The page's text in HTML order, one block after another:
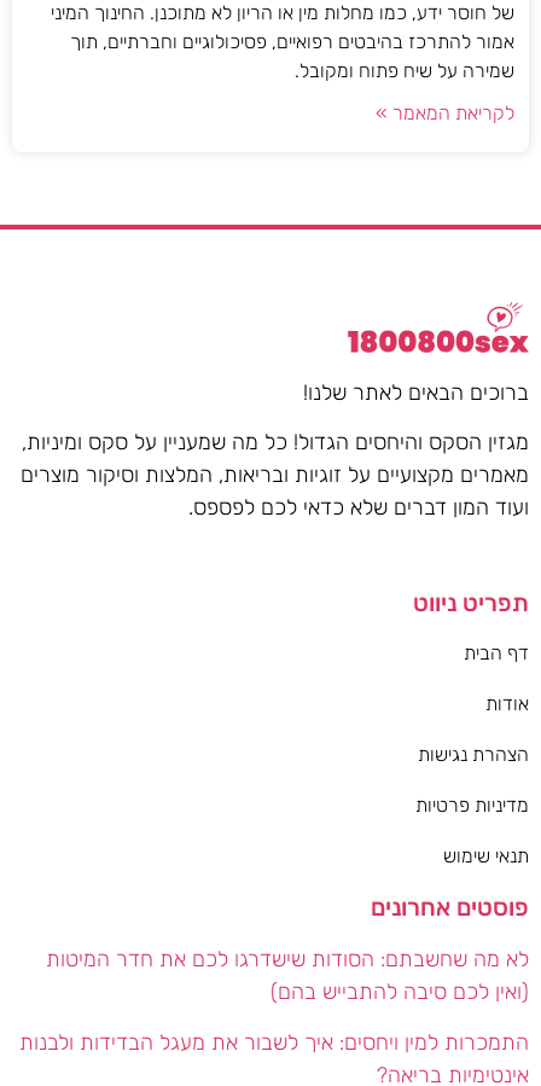
של חוסר ידע, כמו מחלות מין או הריון לא מתוכנן. החינוך המיני
אמור להתרכז בהיבטים רפואיים, פסיכולוגיים וחברתיים, תוך
שמירה על שיח פתוח ומקובל.
לקריאת המאמר »
ברוכים הבאים לאתר שלנו!
מגזין הסקס והיחסים הגדול! כל מה שמעניין על סקס ומיניות,
מאמרים מקצועיים על זוגיות ובריאות, המלצות וסיקור מוצרים
ועוד המון דברים שלא כדאי לכם לפספס.
תפריט ניווט
דף הבית
אודות
הצהרת נגישות
מדיניות פרטיות
תנאי שימוש
פוסטים אחרונים
לא מה שחשבתם: הסודות שישדרגו לכם את חדר המיטות
(ואין לכם סיבה להתבייש בהם)
התמכרות למין ויחסים: איך לשבור את מעגל הבדידות ולבנות
אינטימיות בריאה?